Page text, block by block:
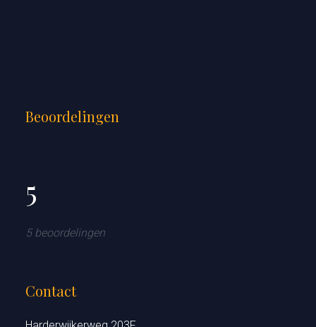
Beoordelingen
5
5 beoordelingen
Contact